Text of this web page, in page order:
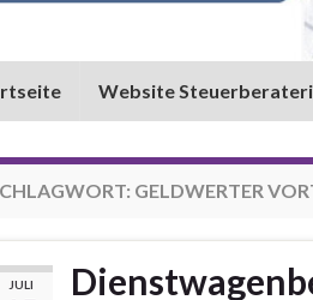
Website
GELDWERTER
JULI